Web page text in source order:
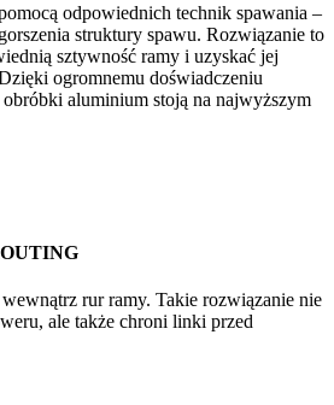
odpowiednich technik spawania –
struktury spawu. Rozwiązanie to
sztywność ramy i uzyskać jej
ogromnemu doświadczeniu
aluminium stoją na najwyższym
rur ramy. Takie rozwiązanie nie
ale także chroni linki przed